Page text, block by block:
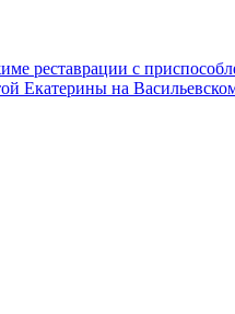
реставрации с
Екатерины на